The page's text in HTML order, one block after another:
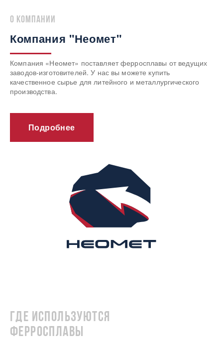
о компании
Компания "Неомет"
Компания «Неомет» поставляет ферросплавы от ведущих
заводов-изготовителей. У нас вы можете купить
качественное сырье для литейного и металлургического
производства.
Подробнее
Где используются
ферросплавы